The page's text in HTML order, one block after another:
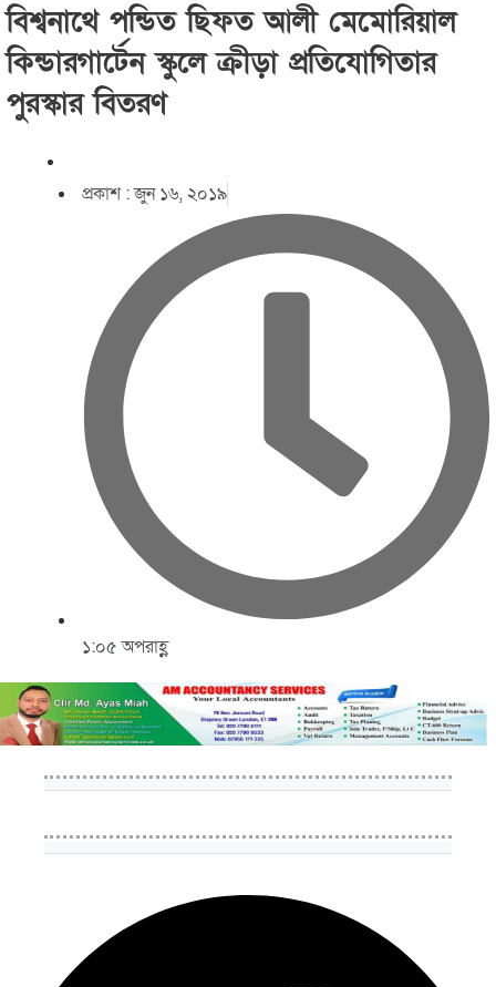
বিশ্বনাথে পন্ডিত ছিফত আলী মেমোরিয়াল
কিন্ডারগার্টেন স্কুলে ক্রীড়া প্রতিযোগিতার
পুরস্কার বিতরণ
প্রকাশ :জুন ১৬, ২০১৯
১:০৫ অপরাহ্ণ